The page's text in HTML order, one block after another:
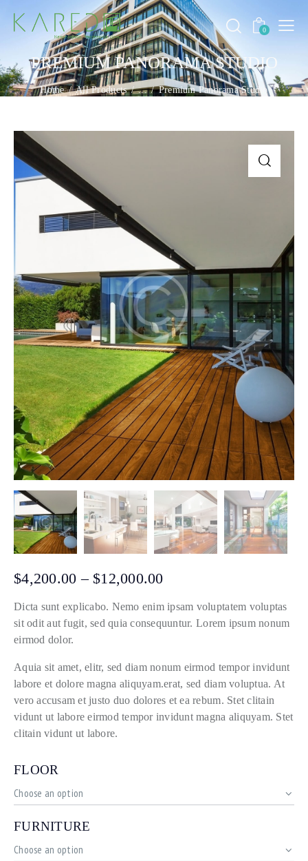
0
PREMIUM PANORAMA STUDIO
Home All Products ... Premium Panorama Studio
$4,200.00 – $12,000.00
Dicta sunt explicabo. Nemo enim ipsam voluptatem voluptas
sit odit aut fugit, sed quia consequuntur. Lorem ipsum nonum
eirmod dolor.
Aquia sit amet, elitr, sed diam nonum eirmod tempor invidunt
labore et dolore magna aliquyam.erat, sed diam voluptua. At
vero accusam et justo duo dolores et ea rebum. Stet clitain
vidunt ut labore eirmod tempor invidunt magna aliquyam. Stet
clitain vidunt ut labore.
FLOOR
FURNITURE